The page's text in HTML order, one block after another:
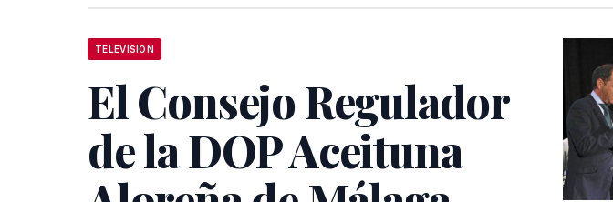
TELEVISION
El Consejo Regulador
de la DOP Aceituna